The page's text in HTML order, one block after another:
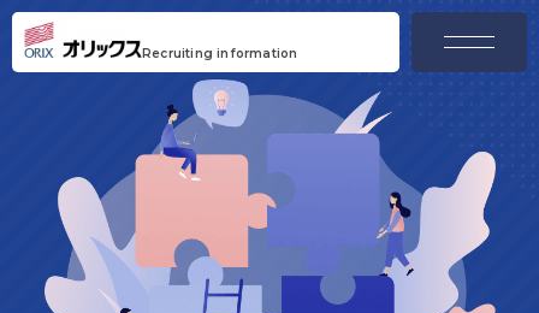
Recruiting information menu